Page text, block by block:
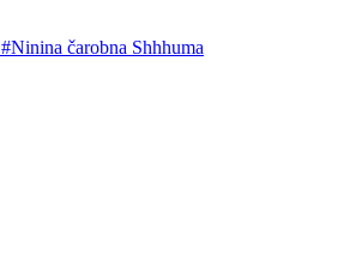
#Ninina čarobna Shhhuma